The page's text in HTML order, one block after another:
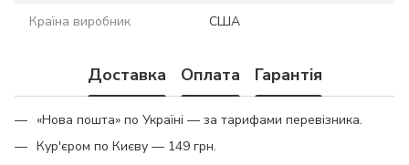
Країна виробник
США
Доставка Оплата Гарантія
«Нова пошта» по Україні — за тарифами перевізника.
Кур'єром по Києву — 149 грн.